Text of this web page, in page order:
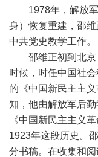
1978年，解放军
身）恢复重建，邵
中共党史教学工作。
邵维正初到北京
时候，时任中国社
的《中国新民主主
知，他由解放军后勤
《中国新民主主义
1923年这段历史。
分书稿。在收集和